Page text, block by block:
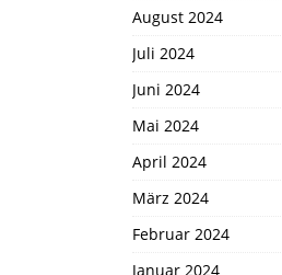
August 2024
Juli 2024
Juni 2024
Mai 2024
April 2024
März 2024
Februar 2024
Januar 2024